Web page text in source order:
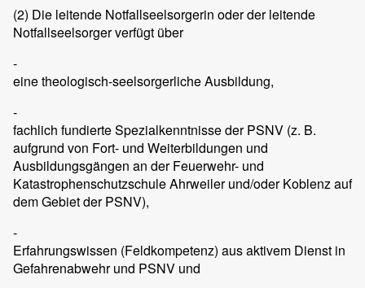
(2) Die leitende Notfallseelsorgerin oder der leitende
Notfallseelsorger verfügt über
-
eine theologisch-seelsorgerliche Ausbildung,
-
fachlich fundierte Spezialkenntnisse der PSNV (z. B.
aufgrund von Fort- und Weiterbildungen und
Ausbildungsgängen an der Feuerwehr- und
Katastrophenschutzschule Ahrweiler und/oder Koblenz auf
dem Gebiet der PSNV),
-
Erfahrungswissen (Feldkompetenz) aus aktivem Dienst in
Gefahrenabwehr und PSNV und